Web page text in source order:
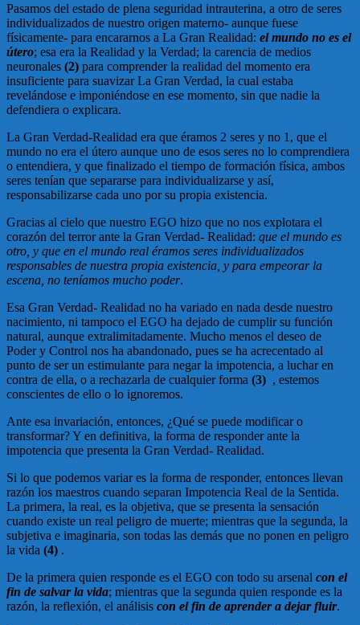
Pasamos del estado de plena seguridad intrauterina, a otro de seres
individualizados de nuestro origen materno- aunque fuese
físicamente- para encararnos a La Gran Realidad: el mundo no es el
útero; esa era la Realidad y la Verdad; la carencia de medios
neuronales (2) para comprender la realidad del momento era
insuficiente para suavizar La Gran Verdad, la cual estaba
revelándose e imponiéndose en ese momento, sin que nadie la
defendiera o explicara.
La Gran Verdad-Realidad era que éramos 2 seres y no 1, que el
mundo no era el útero aunque uno de esos seres no lo comprendiera
o entendiera, y que finalizado el tiempo de formación física, ambos
seres tenían que separarse para individualizarse y así,
responsabilizarse cada uno por su propia existencia.
Gracias al cielo que nuestro EGO hizo que no nos explotara el
corazón del terror ante la Gran Verdad- Realidad: que el mundo es
otro, y que en el mundo real éramos seres individualizados
responsables de nuestra propia existencia, y para empeorar la
escena, no teníamos mucho poder.
Esa Gran Verdad- Realidad no ha variado en nada desde nuestro
nacimiento, ni tampoco el EGO ha dejado de cumplir su función
natural, aunque extralimitadamente. Mucho menos el deseo de
Poder y Control nos ha abandonado, pues se ha acrecentado al
punto de ser un estimulante para negar la impotencia, a luchar en
contra de ella, o a rechazarla de cualquier forma (3) , estemos
conscientes de ello o lo ignoremos.
Ante esa invariación, entonces, ¿Qué se puede modificar o
transformar? Y en definitiva, la forma de responder ante la
impotencia que presenta la Gran Verdad- Realidad.
Si lo que podemos variar es la forma de responder, entonces llevan
razón los maestros cuando separan Impotencia Real de la Sentida.
La primera, la real, es la objetiva, que se presenta la sensación
cuando existe un real peligro de muerte; mientras que la segunda, la
subjetiva e imaginaria, son todas las demás que no ponen en peligro
la vida (4) .
De la primera quien responde es el EGO con todo su arsenal con el
fin de salvar la vida; mientras que la segunda quien responde es la
razón, la reflexión, el análisis con el fin de aprender a dejar fluir.